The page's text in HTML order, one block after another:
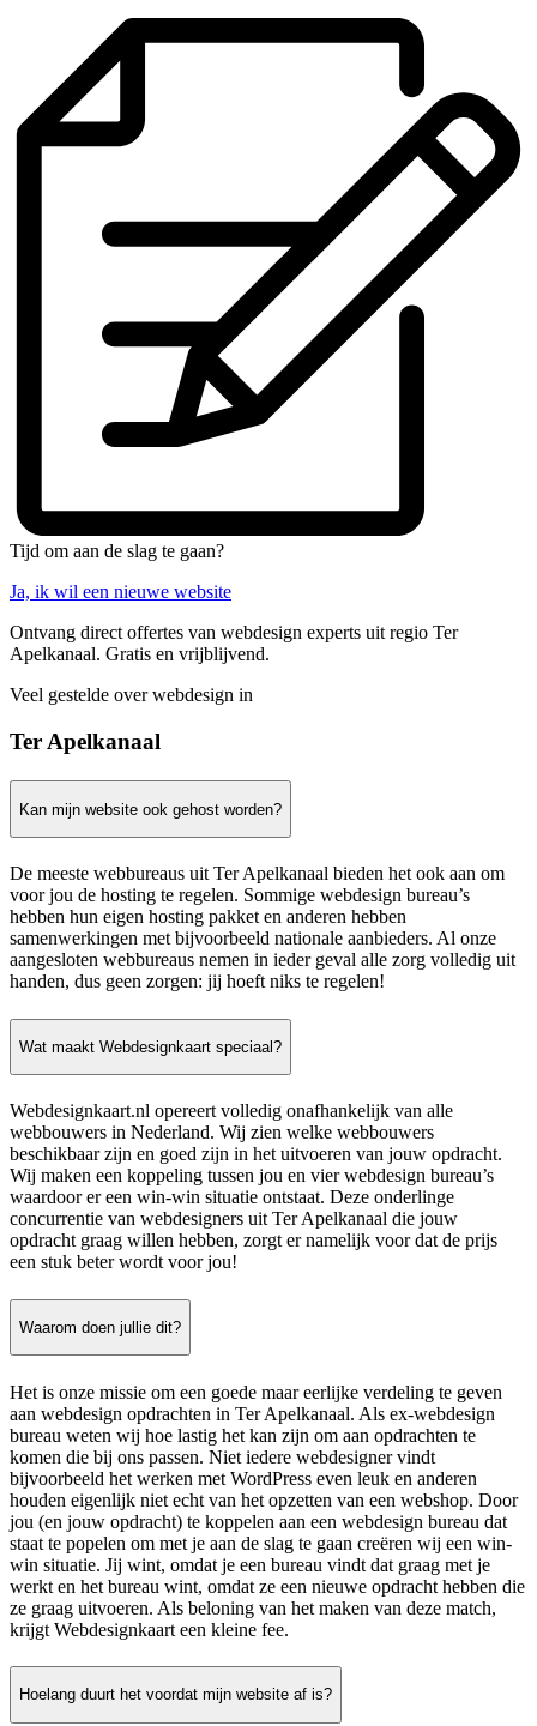
Tijd om aan de slag te gaan?
Ja, ik wil een nieuwe website
Ontvang direct offertes van webdesign experts uit regio Ter
Apelkanaal. Gratis en vrijblijvend.
Veel gestelde over webdesign in
Ter Apelkanaal
Kan mijn website ook gehost worden?
De meeste webbureaus uit Ter Apelkanaal bieden het ook aan om
voor jou de hosting te regelen. Sommige webdesign bureau’s
hebben hun eigen hosting pakket en anderen hebben
samenwerkingen met bijvoorbeeld nationale aanbieders. Al onze
aangesloten webbureaus nemen in ieder geval alle zorg volledig uit
handen, dus geen zorgen: jij hoeft niks te regelen!
Wat maakt Webdesignkaart speciaal?
Webdesignkaart.nl opereert volledig onafhankelijk van alle
webbouwers in Nederland. Wij zien welke webbouwers
beschikbaar zijn en goed zijn in het uitvoeren van jouw opdracht.
Wij maken een koppeling tussen jou en vier webdesign bureau’s
waardoor er een win-win situatie ontstaat. Deze onderlinge
concurrentie van webdesigners uit Ter Apelkanaal die jouw
opdracht graag willen hebben, zorgt er namelijk voor dat de prijs
een stuk beter wordt voor jou!
Waarom doen jullie dit?
Het is onze missie om een goede maar eerlijke verdeling te geven
aan webdesign opdrachten in Ter Apelkanaal. Als ex-webdesign
bureau weten wij hoe lastig het kan zijn om aan opdrachten te
komen die bij ons passen. Niet iedere webdesigner vindt
bijvoorbeeld het werken met WordPress even leuk en anderen
houden eigenlijk niet echt van het opzetten van een webshop. Door
jou (en jouw opdracht) te koppelen aan een webdesign bureau dat
staat te popelen om met je aan de slag te gaan creëren wij een win-
win situatie. Jij wint, omdat je een bureau vindt dat graag met je
werkt en het bureau wint, omdat ze een nieuwe opdracht hebben die
ze graag uitvoeren. Als beloning van het maken van deze match,
krijgt Webdesignkaart een kleine fee.
Hoelang duurt het voordat mijn website af is?